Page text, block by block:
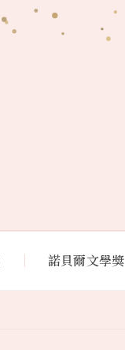
諾貝爾文學獎